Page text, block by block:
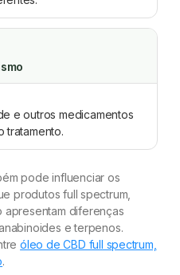
e outros medicamentos
tratamento.
pode influenciar os
produtos full spectrum,
apresentam diferenças
e terpenos.
óleo de CBD full spectrum,
.